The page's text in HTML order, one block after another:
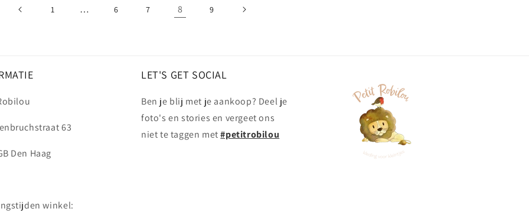
1 … 6 7 8 9
63
Den Haag
winkel:
LET'S GET SOCIAL
Ben je blij met je aankoop? Deel je
foto's en stories en vergeet ons
niet te taggen met#petitrobilou